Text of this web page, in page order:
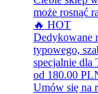
może rosnąć
🔥 HOT
Dedykowane
typowego,
specjalnie
od 180.00
Umów się na